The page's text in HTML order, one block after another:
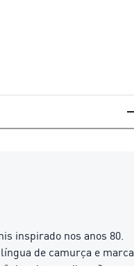
inspirado nos anos 80.
de camurça e marca